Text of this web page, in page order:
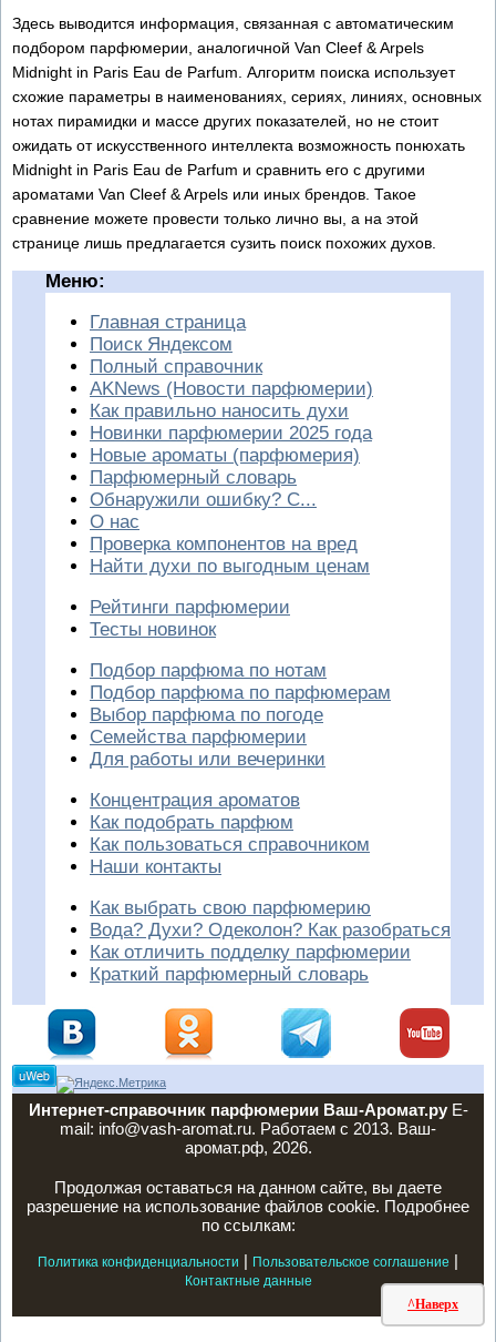
Здесь выводится информация, связанная с автоматическим
подбором парфюмерии, аналогичной Van Cleef & Arpels
Midnight in Paris Eau de Parfum. Алгоритм поиска использует
схожие параметры в наименованиях, сериях, линиях, основных
нотах пирамидки и массе других показателей, но не стоит
ожидать от искусственного интеллекта возможность понюхать
Midnight in Paris Eau de Parfum и сравнить его с другими
ароматами Van Cleef & Arpels или иных брендов. Такое
сравнение можете провести только лично вы, а на этой
странице лишь предлагается сузить поиск похожих духов.
^Наверх
Меню:
Главная страница
Поиск Яндексом
Полный справочник
AKNews (Новости парфюмерии)
Как правильно наносить духи
Новинки парфюмерии 2025 года
Новые ароматы (парфюмерия)
Парфюмерный словарь
Обнаружили ошибку? С...
О нас
Проверка компонентов на вред
Найти духи по выгодным ценам
Рейтинги парфюмерии
Тесты новинок
Подбор парфюма по нотам
Подбор парфюма по парфюмерам
Выбор парфюма по погоде
Семейства парфюмерии
Для работы или вечеринки
Концентрация ароматов
Как подобрать парфюм
Как пользоваться справочником
Наши контакты
Как выбрать свою парфюмерию
Вода? Духи? Одеколон? Как разобраться
Как отличить подделку парфюмерии
Краткий парфюмерный словарь
Интернет-справочник парфюмерии Ваш-Аромат.руE-
mail: info@vash-aromat.ru. Работаем с 2013. Ваш-
аромат.рф, 2026.
Продолжая оставаться на данном сайте, вы даете
разрешение на использование файлов cookie. Подробнее
по ссылкам:
Политика конфиденциальности | Пользовательское соглашение |
Контактные данные